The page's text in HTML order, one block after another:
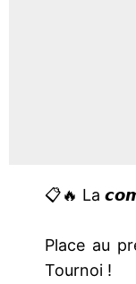
📋🔥 La
Place au
Tournoi !